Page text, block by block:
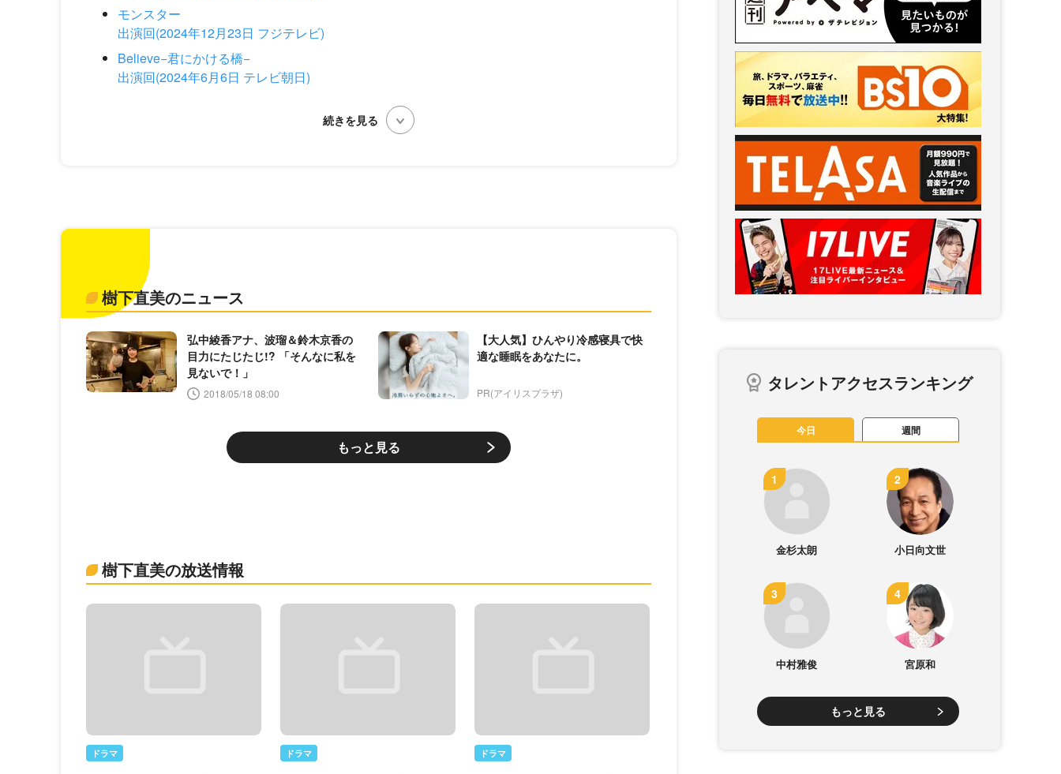
モンスター
出演回(2024年12月23日 フジテレビ)
Believe−君にかける橋−
出演回(2024年6月6日 テレビ朝日)
樹下直美のニュース
弘中綾香アナ、波瑠＆鈴木京香の
目力にたじたじ!? 「そんなに私を
見ないで！」
2018/05/18 08:00
【大人気】ひんやり冷感寝具で快
適な睡眠をあなたに。
PR(アイリスプラザ)
もっと見る
樹下直美の放送情報
ドラマ ドラマ ドラマ
タレントアクセスランキング
今日 週間
金杉太朗 小日向文世
中村雅俊 宮原和
もっと見る